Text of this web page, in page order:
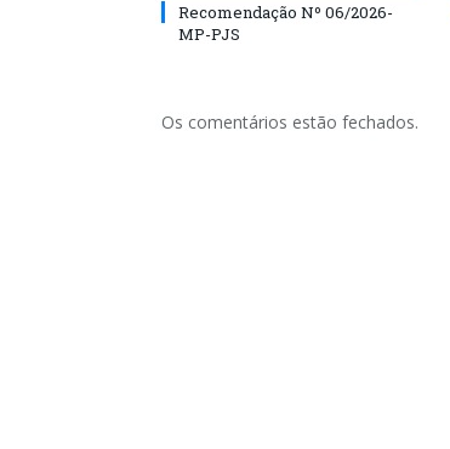
Recomendação Nº 06/2026-
MP-PJS
Os comentários estão fechados.